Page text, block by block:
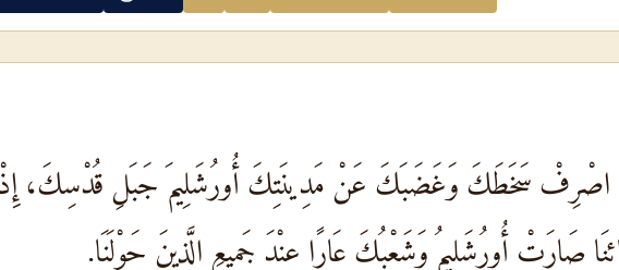
سَخَطَكَ وَغَضَبَكَ عَنْ مَدِينَتِكَ أُورُشَلِيمَ جَبَلِ قُدْسِكَ، إِذْ
صَارَتْ أُورُشَلِيمُ وَشَعْبُكَ عَارًا عِنْدَ جَمِيعِ الَّذِينَ حَوْلَنَا.